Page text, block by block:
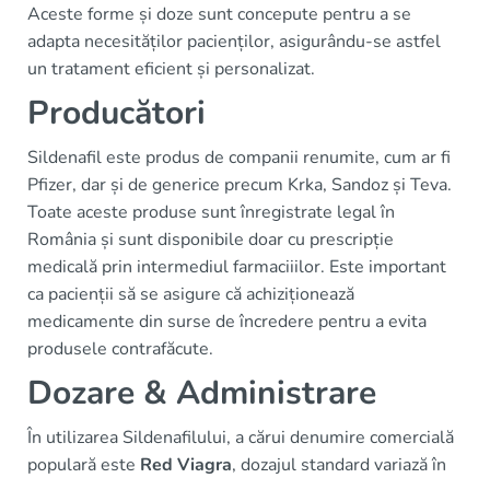
Aceste forme și doze sunt concepute pentru a se
adapta necesităților pacienților, asigurându-se astfel
un tratament eficient și personalizat.
Producători
Sildenafil este produs de companii renumite, cum ar fi
Pfizer, dar și de generice precum Krka, Sandoz și Teva.
Toate aceste produse sunt înregistrate legal în
România și sunt disponibile doar cu prescripție
medicală prin intermediul farmaciiilor. Este important
ca pacienții să se asigure că achiziționează
medicamente din surse de încredere pentru a evita
produsele contrafăcute.
Dozare & Administrare
În utilizarea Sildenafilului, a cărui denumire comercială
populară este Red Viagra, dozajul standard variază în